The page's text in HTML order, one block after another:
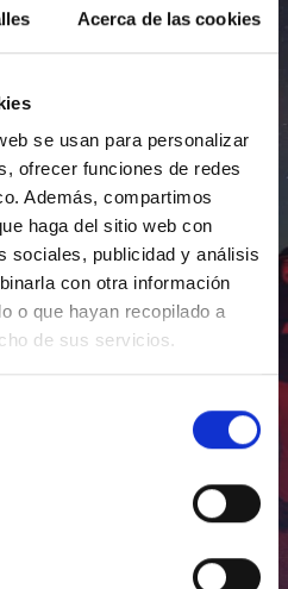
Acerca de las cookies
se usan para personalizar
ofrecer funciones de redes
Además, compartimos
haga del sitio web con
sociales, publicidad y análisis
con otra información
o que hayan recopilado a
de sus servicios.
2023-2027